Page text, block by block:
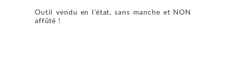
Outil vendu en l'état, sans manche et NON
affûté !